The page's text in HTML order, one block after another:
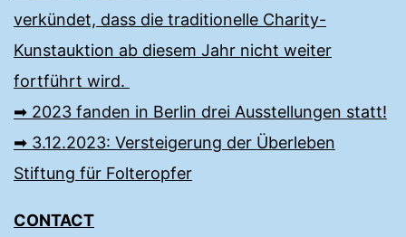
verkündet, dass die traditionelle Charity-
Kunstauktion ab diesem Jahr nicht weiter
fortführt wird.
➡︎ 2023 fanden in Berlin drei Ausstellungen statt!
➡︎ 3.12.2023: Versteigerung der Überleben
Stiftung für Folteropfer
CONTACT